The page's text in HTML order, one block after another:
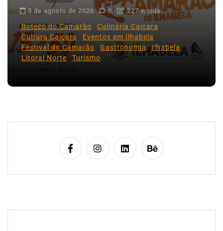
Ilhabela divulga grupos e primeiros
jogos do Campeonato Municipal de
Futebol